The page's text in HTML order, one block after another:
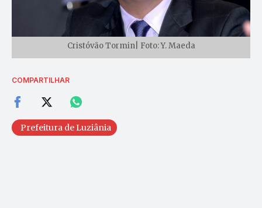
Cristóvão Tormin| Foto: Y. Maeda
COMPARTILHAR
Prefeitura de Luziânia